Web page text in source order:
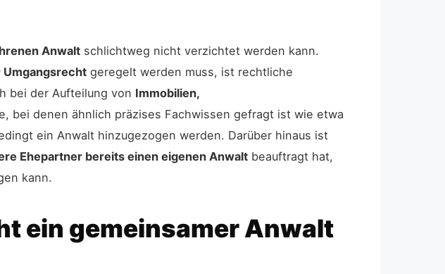
Anwalt schlichtweg nicht verzichtet werden kann.
geregelt werden muss, ist rechtliche
bei der Aufteilung von Immobilien,
bei denen ähnlich präzises Fachwissen gefragt ist wie etwa
ein Anwalt hinzugezogen werden. Darüber hinaus ist
Ehepartner bereits einen eigenen Anwalt beauftragt hat,
kann.
ein gemeinsamer Anwalt